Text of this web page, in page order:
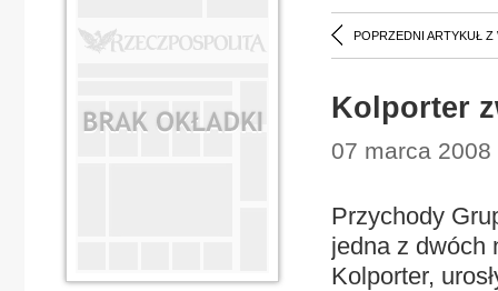
POPRZEDNI ARTYKUŁ Z
Kolporter
07 marca
Przychody
jedna z dwóch
Kolporter,